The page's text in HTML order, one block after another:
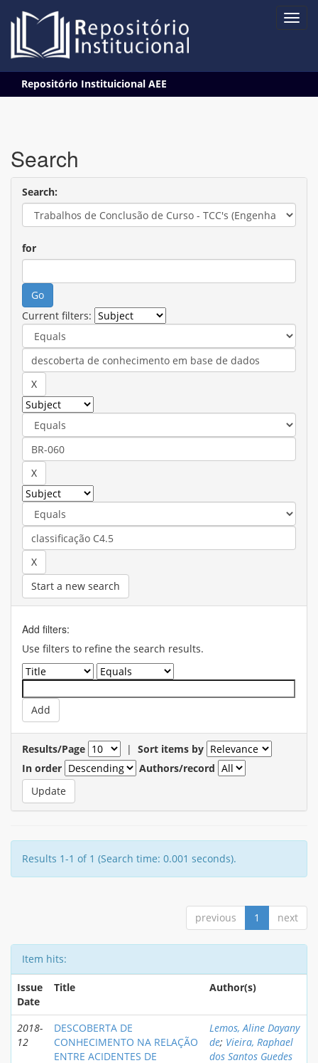
navigation
Repositório Instituicional AEE
Search
Search:
for
Current filters:
Start a new search
Add filters:
Use filters to refine the search results.
Results/Page | Sort items by
In order
Authors/record
Results 1-1 of 1 (Search time: 0.001 seconds).
previous 1 next
Item hits:
Issue
Date
Title Author(s)
2018-
12
DESCOBERTA DE
CONHECIMENTO NA RELAÇÃO
ENTRE ACIDENTES DE
Lemos, Aline Dayany
de; Vieira, Raphael
dos Santos Guedes